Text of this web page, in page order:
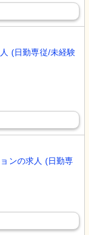
(日勤専従/未経験
ンの求人 (日勤専